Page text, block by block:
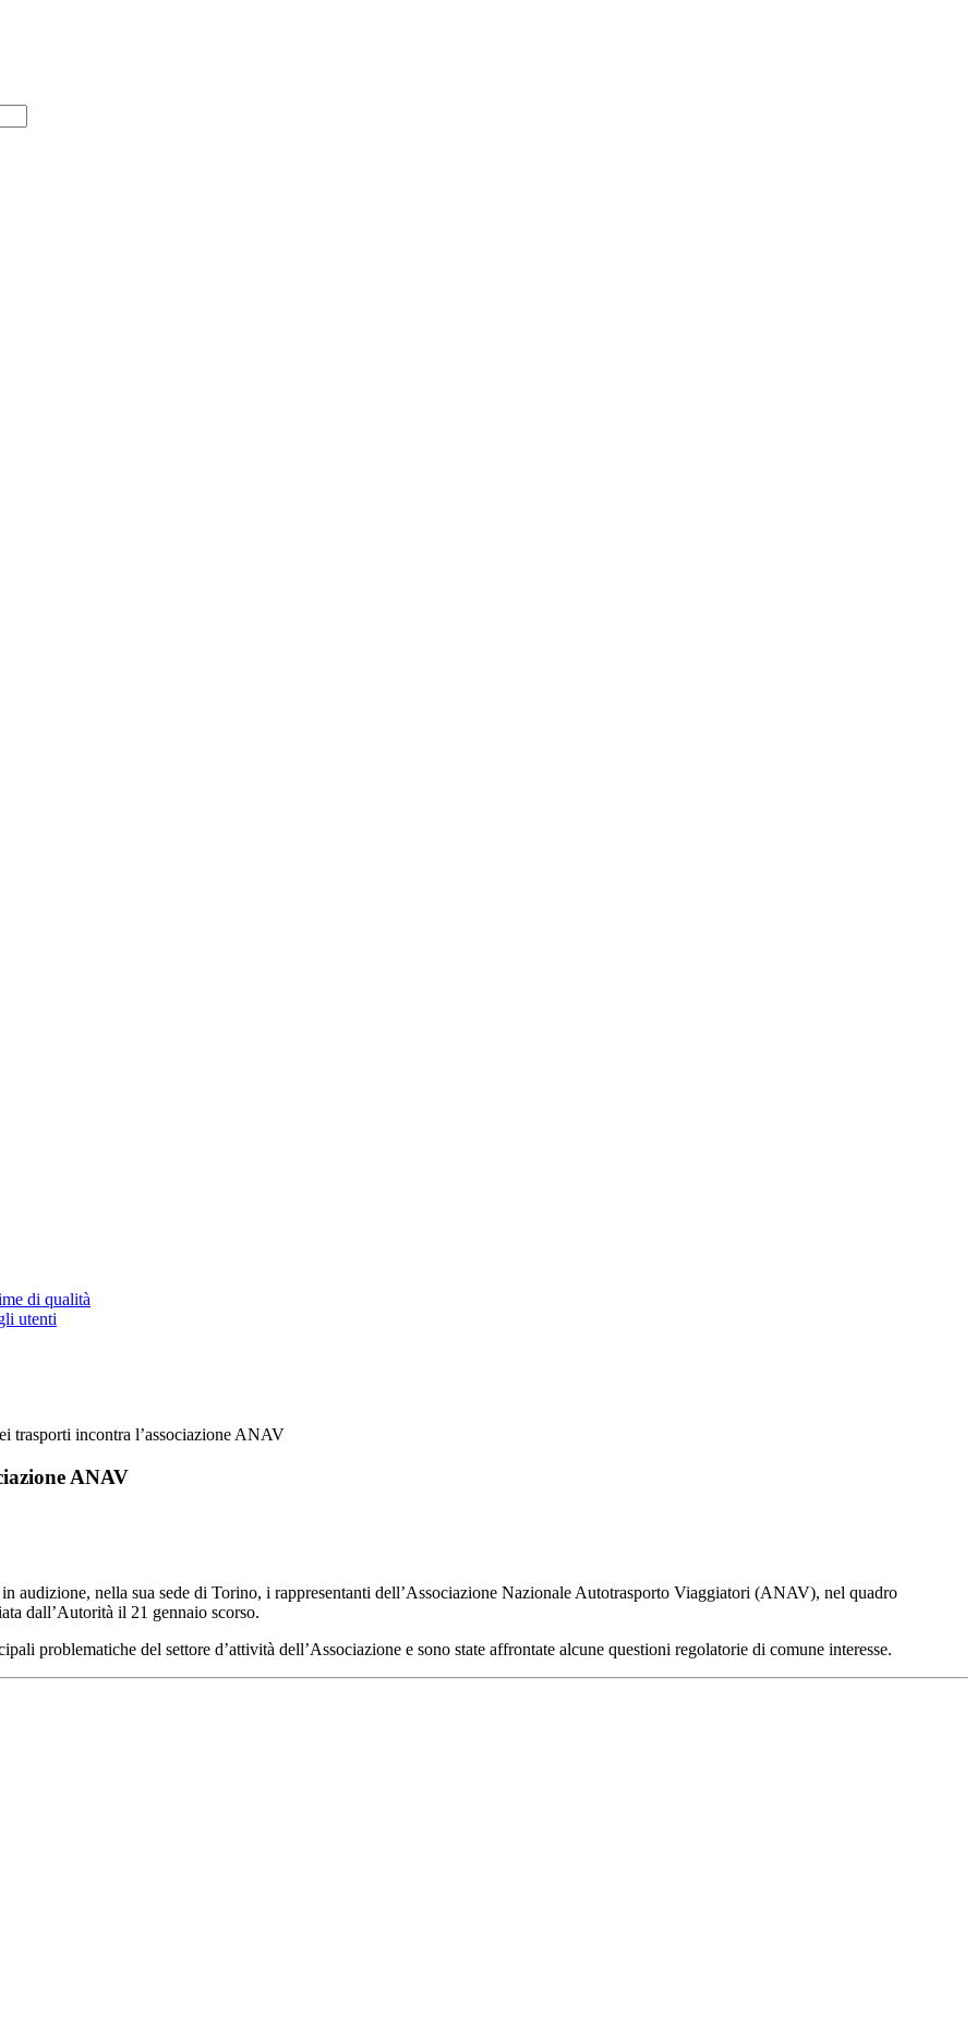
di qualità
utenti
trasporti incontra l’associazione ANAV
ANAV
audizione, nella sua sede di Torino, i rappresentanti dell’Associazione Nazionale Autotrasporto Viaggiatori (ANAV), nel quadro
dall’Autorità il 21 gennaio scorso.
problematiche del settore d’attività dell’Associazione e sono state affrontate alcune questioni regolatorie di comune interesse.